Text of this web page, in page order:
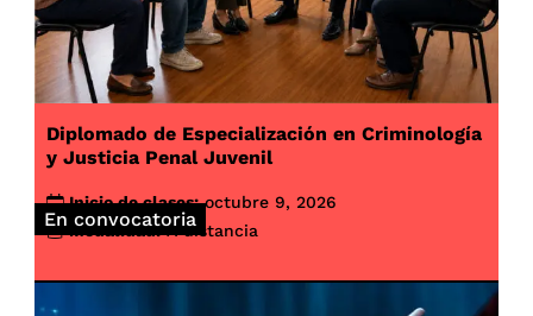
En convocatoria
Diplomado de Especialización en Criminología
y Justicia Penal Juvenil
Inicio de clases: octubre 9, 2026
Modalidad: A distancia